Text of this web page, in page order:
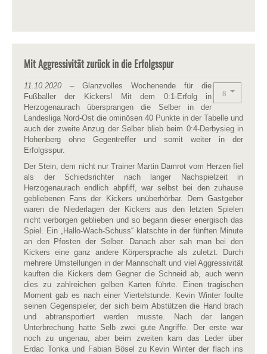
Mit Aggressivität zurück in die Erfolgsspur
11.10.2020 – Glanzvolles Wochenende für die
Fußballer der Kickers! Mit dem 0:1-Erfolg in
Herzogenaurach übersprangen die Selber in der
Landesliga Nord-Ost die ominösen 40 Punkte in der Tabelle und
auch der zweite Anzug der Selber blieb beim 0:4-Derbysieg in
Hohenberg ohne Gegentreffer und somit weiter in der
Erfolgsspur.
Der Stein, dem nicht nur Trainer Martin Damrot vom Herzen fiel
als der Schiedsrichter nach langer Nachspielzeit in
Herzogenaurach endlich abpfiff, war selbst bei den zuhause
gebliebenen Fans der Kickers unüberhörbar. Dem Gastgeber
waren die Niederlagen der Kickers aus den letzten Spielen
nicht verborgen geblieben und so begann dieser energisch das
Spiel. Ein „Hallo-Wach-Schuss“ klatschte in der fünften Minute
an den Pfosten der Selber. Danach aber sah man bei den
Kickers eine ganz andere Körpersprache als zuletzt. Durch
mehrere Umstellungen in der Mannschaft und viel Aggressivität
kauften die Kickers dem Gegner die Schneid ab, auch wenn
dies zu zahlreichen gelben Karten führte. Einen tragischen
Moment gab es nach einer Viertelstunde. Kevin Winter foulte
seinen Gegenspieler, der sich beim Abstützen die Hand brach
und abtransportiert werden musste. Nach der langen
Unterbrechung hatte Selb zwei gute Angriffe. Der erste war
noch zu ungenau, aber beim zweiten kam das Leder über
Erdac Tonka und Fabian Bösel zu Kevin Winter der flach ins